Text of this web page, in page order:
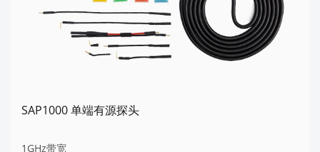
SAP1000 单端有源探头
1GHz带宽